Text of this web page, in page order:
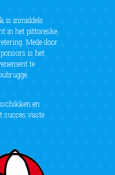
is inmiddels
in het pittoreske
Mede door
is het
te
en
succes vaste